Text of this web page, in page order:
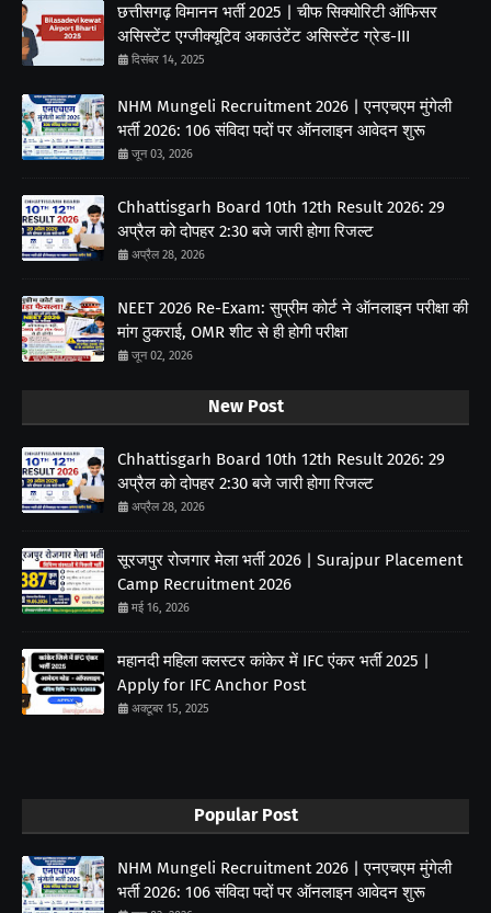
छत्तीसगढ़ विमानन भर्ती 2025 | चीफ सिक्योरिटी ऑफिसर
असिस्टेंट एग्जीक्यूटिव अकाउंटेंट असिस्टेंट ग्रेड-III
दिसंबर 14, 2025
NHM Mungeli Recruitment 2026 | एनएचएम मुंगेली
भर्ती 2026: 106 संविदा पदों पर ऑनलाइन आवेदन शुरू
जून 03, 2026
Chhattisgarh Board 10th 12th Result 2026: 29
अप्रैल को दोपहर 2:30 बजे जारी होगा रिजल्ट
अप्रैल 28, 2026
NEET 2026 Re-Exam: सुप्रीम कोर्ट ने ऑनलाइन परीक्षा की
मांग ठुकराई, OMR शीट से ही होगी परीक्षा
जून 02, 2026
New Post
Chhattisgarh Board 10th 12th Result 2026: 29
अप्रैल को दोपहर 2:30 बजे जारी होगा रिजल्ट
अप्रैल 28, 2026
सूरजपुर रोजगार मेला भर्ती 2026 | Surajpur Placement
Camp Recruitment 2026
मई 16, 2026
महानदी महिला क्लस्टर कांकेर में IFC एंकर भर्ती 2025 |
Apply for IFC Anchor Post
अक्टूबर 15, 2025
Popular Post
NHM Mungeli Recruitment 2026 | एनएचएम मुंगेली
भर्ती 2026: 106 संविदा पदों पर ऑनलाइन आवेदन शुरू